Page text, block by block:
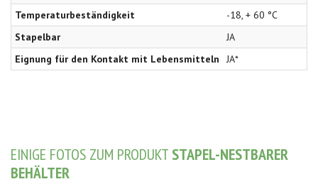
Temperaturbeständigkeit
-18, + 60 °C
Stapelbar
JA
Eignung für den Kontakt mit Lebensmitteln
JA*
EINIGE FOTOS ZUM PRODUKT STAPEL-NESTBARER
BEHÄLTER